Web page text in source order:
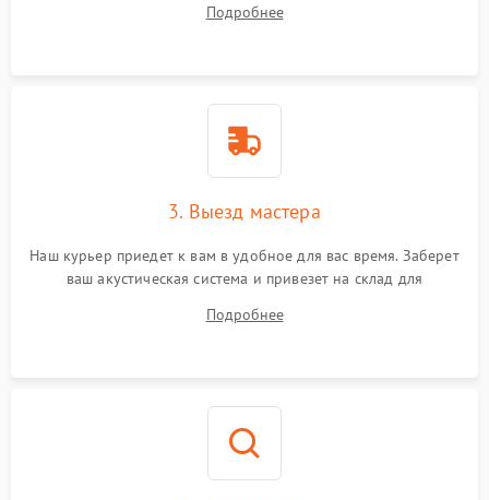
1000 ₽
Подробнее
3. Выезд мастера
Наш курьер приедет к вам в удобное для вас время. Заберет
ваш акустическая система и привезет на склад для
Подробнее